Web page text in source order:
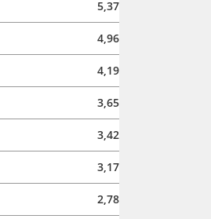
5,37
4,96
4,19
3,65
3,42
3,17
2,78